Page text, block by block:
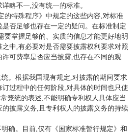
略不一,没有统一的标准。
的特殊程序》中规定的这些内容,对标准
否足够也存在一定的疑问。在标准制定
要掌握足够的、实质的信息才能更好地明
中,有必要对是否需要披露权利要求对照
可费率是否应当披露,也存在不同的观
。根据我国现有规定,对披露的期间要求
过程中的任何阶段,对具体的时间也只使
常笼统的表述,不能明确专利权人具体应当
披露义务,且专利权人的披露义务的持续
确。目前,仅有《国家标准暂行规定》和